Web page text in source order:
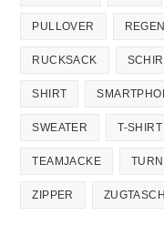
PULLOVER
RUCKSACK
SHIRT
SWEATER T-SHIRT
TEAMJACKE
ZIPPER